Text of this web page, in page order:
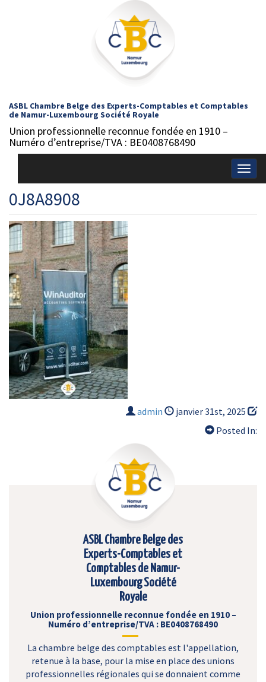
ASBL Chambre Belge des Experts-Comptables et Comptables
de Namur-Luxembourg Société Royale
Union professionnelle reconnue fondée en 1910 –
Numéro d’entreprise/TVA : BE0408768490
0J8A8908
admin
janvier 31st, 2025
Posted In:
ASBL Chambre Belge des
Experts-Comptables et
Comptables de Namur-
Luxembourg Société
Royale
Union professionnelle reconnue fondée en 1910 –
Numéro d’entreprise/TVA : BE0408768490
La chambre belge des comptables est l'appellation,
retenue à la base, pour la mise en place des unions
professionnelles régionales qui se donnaient comme